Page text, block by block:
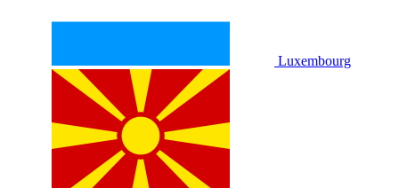
Luxembourg